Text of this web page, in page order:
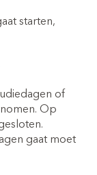
starten,
of
Op
gaat moet